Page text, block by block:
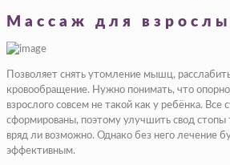
Массаж для
Позволяет снять утомление мышц,
кровообращение. Нужно понимать, что
взрослого совсем не такой как у ребёнка. Все
сформированы, поэтому улучшить свод
вряд ли возможно. Однако без него лечение
эффективным.